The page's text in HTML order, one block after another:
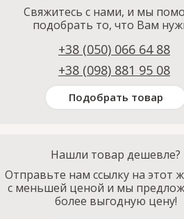
Свяжитесь с нами, и мы
подобрать то, что Вам
+38 (050) 066 64 88
+38 (098) 881 95 08
Подобрать товар
Нашли товар дешевле?
Отправьте нам ссылку на этот
с меньшей ценой и мы
более выгодную цену!